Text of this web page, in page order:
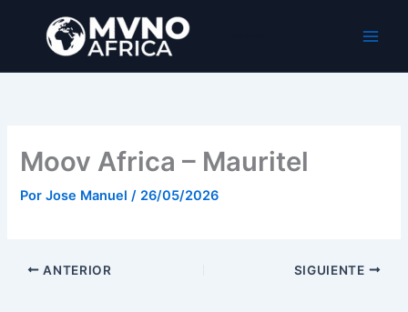
contenido
Moov Africa – Mauritel
PorJose Manuel/ 26/05/2026
ANTERIOR SIGUIENTE